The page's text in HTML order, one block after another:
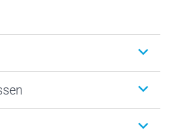
met fotoprints